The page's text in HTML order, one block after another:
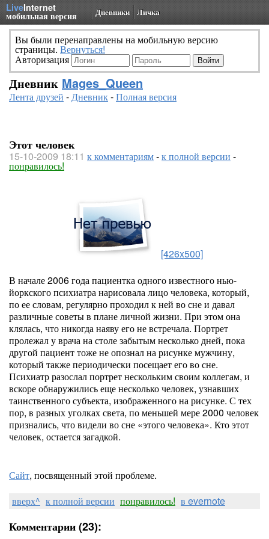
LiveInternet
мобильная версия Дневники Личка
Вы были перенаправлены на мобильную версию
страницы. Вернуться!
Авторизация
Дневник Mages_Queen
Лента друзей -Дневник-Полная версия
Этот человек
15-10-2009 18:11 к комментариям-к полной версии -
понравилось!
[426x500]
В начале 2006 года пациентка одного известного нью-
йоркского психиатра нарисовала лицо человека, который,
по ее словам, регулярно проходил к ней во сне и давал
различные советы в плане личной жизни. При этом она
клялась, что никогда наяву его не встречала. Портрет
пролежал у врача на столе забытым несколько дней, пока
другой пациент тоже не опознал на рисунке мужчину,
который также периодически посещает его во сне.
Психиатр разослал портрет нескольким своим коллегам, и
вскоре обнаружились еще несколько человек, узнавших
таинственного субъекта, изображенного на рисунке. С тех
пор, в разных уголках света, по меньшей мере 2000 человек
признались, что видели во сне «этого человека». Кто этот
человек, остается загадкой.
Сайт, посвященный этой проблеме.
вверх^ к полной версии понравилось! в evernote
Комментарии (23):